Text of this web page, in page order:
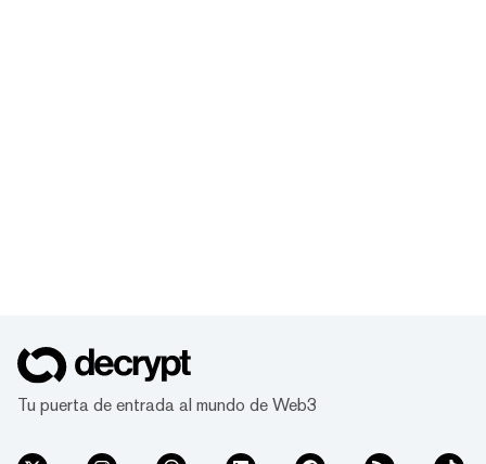
Tu puerta de entrada al mundo de Web3